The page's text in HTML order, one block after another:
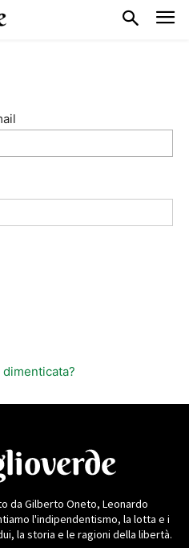
da Gilberto Oneto, Leonardo
l'indipendentismo, la lotta e i
la storia e le ragioni della libertà.